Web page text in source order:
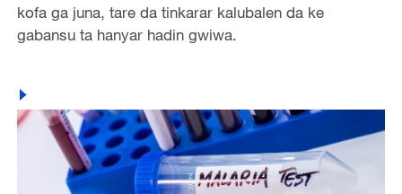
kofa ga juna, tare da tinkarar kalubalen da ke
gabansu ta hanyar hadin gwiwa.